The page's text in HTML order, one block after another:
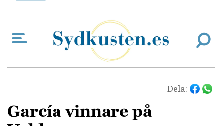
Dela:
García vinnare på